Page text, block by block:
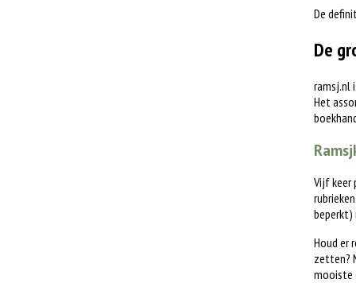
De
De
ramsj.nl
Het
Vijf keer
beperkt)
Houd er
zetten?
mooiste